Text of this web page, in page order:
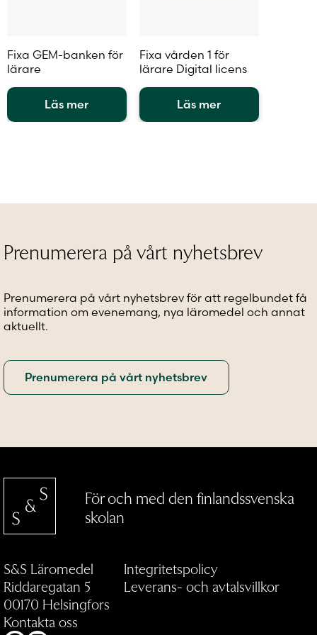
Fixa GEM-banken för
lärare
Läs mer
alternativen
kan
produktsidan
Fixa vården 1 för
lärare Digital licens
Läs mer
alternativen
kan
produktsidan
Prenumerera på vårt nyhetsbrev
Prenumerera på vårt nyhetsbrev för att regelbundet få
information om evenemang, nya läromedel och annat
aktuellt.
För och med den finlandssvenska
skolan
S&S Läromedel
Riddaregatan 5
00170 Helsingfors
Kontakta oss
Integritetspolicy
Leverans- och avtalsvillkor